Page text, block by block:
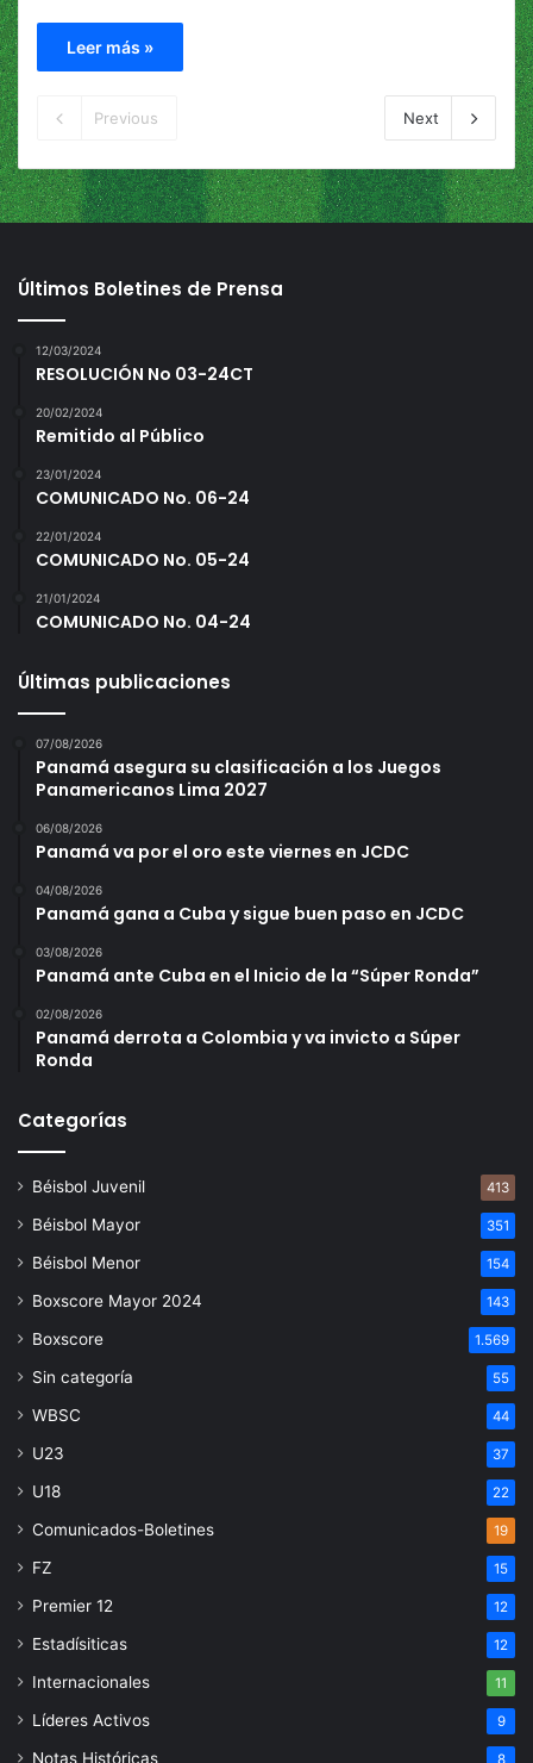
Leer más »
Previous Next
Últimos Boletines de Prensa
12/03/2024
RESOLUCIÓN No 03-24CT
20/02/2024
Remitido al Público
23/01/2024
COMUNICADO No. 06-24
22/01/2024
COMUNICADO No. 05-24
21/01/2024
COMUNICADO No. 04-24
Últimas publicaciones
07/08/2026
Panamá asegura su clasificación a los Juegos
Panamericanos Lima 2027
06/08/2026
Panamá va por el oro este viernes en JCDC
04/08/2026
Panamá gana a Cuba y sigue buen paso en JCDC
03/08/2026
Panamá ante Cuba en el Inicio de la “Súper Ronda”
02/08/2026
Panamá derrota a Colombia y va invicto a Súper
Ronda
Categorías
Béisbol Juvenil 413
Béisbol Mayor 351
Béisbol Menor 154
Boxscore Mayor 2024 143
Boxscore 1.569
Sin categoría 55
WBSC 44
U23 37
U18 22
Comunicados-Boletines 19
FZ 15
Premier 12 12
Estadísiticas 12
Internacionales 11
Líderes Activos 9
Notas Históricas 8